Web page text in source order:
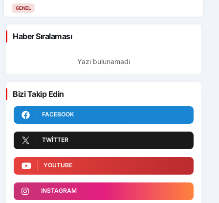
GENEL
Haber Sıralaması
Yazı bulunamadı
Bizi Takip Edin
FACEBOOK
TWITTER
YOUTUBE
INSTAGRAM